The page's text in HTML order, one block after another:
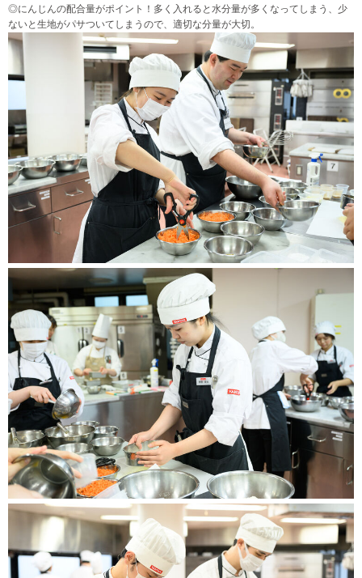
◎にんじんの配合量がポイント！多く入れると水分量が多くなってしまう、少
ないと生地がパサついてしまうので、適切な分量が大切。